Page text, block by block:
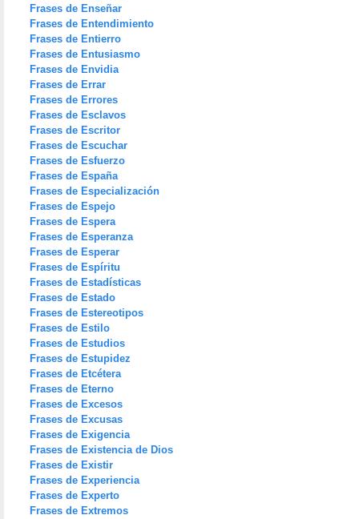
Frases de Enseñar
Frases de Entendimiento
Frases de Entierro
Frases de Entusiasmo
Frases de Envidia
Frases de Errar
Frases de Errores
Frases de Esclavos
Frases de Escritor
Frases de Escuchar
Frases de Esfuerzo
Frases de España
Frases de Especialización
Frases de Espejo
Frases de Espera
Frases de Esperanza
Frases de Esperar
Frases de Espíritu
Frases de Estadísticas
Frases de Estado
Frases de Estereotipos
Frases de Estilo
Frases de Estudios
Frases de Estupidez
Frases de Etcétera
Frases de Eterno
Frases de Excesos
Frases de Excusas
Frases de Exigencia
Frases de Existencia de Dios
Frases de Existir
Frases de Experiencia
Frases de Experto
Frases de Extremos